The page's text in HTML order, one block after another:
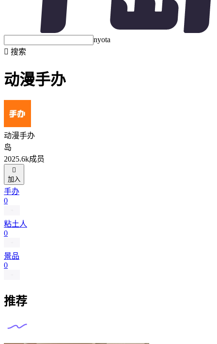
nyota
 搜索
动漫手办
动漫手办
岛
2025.6k成员

加入
手办
0
粘土人
0
景品
0
推荐